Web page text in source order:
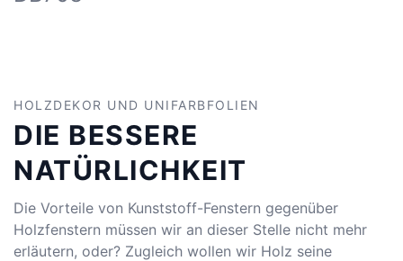
HOLZDEKOR UND UNIFARBFOLIEN
DIE BESSERE
NATÜRLICHKEIT
Die Vorteile von Kunststoff-Fenstern gegenüber
Holzfenstern müssen wir an dieser Stelle nicht mehr
erläutern, oder? Zugleich wollen wir Holz seine